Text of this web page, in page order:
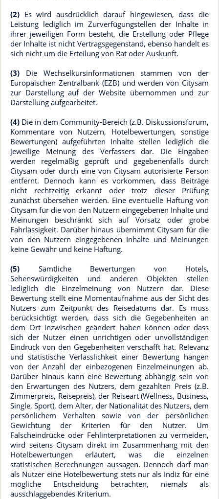
(2) Es wird ausdrücklich darauf hingewiesen, dass die
Leistung lediglich im Zurverfügungstellen der Inhalte in
ihrer jeweiligen Form besteht, die Erstellung oder Pflege
der Inhalte ist nicht Vertragsgegenstand, ebenso handelt es
sich nicht um die Erteilung von Rat oder Auskunft.
(3) Die Wechselkursinformationen stammen von der
Europäischen Zentralbank (EZB) und werden von Citysam
zur Darstellung auf der Website übernommen und zur
Darstellung aufgearbeitet.
(4) Die in dem Community-Bereich (z.B. Diskussionsforum,
Kommentare von Nutzern, Hotelbewertungen, sonstige
Bewertungen) aufgeführten Inhalte stellen lediglich die
jeweilige Meinung des Verfassers dar. Die Eingaben
werden regelmäßig geprüft und gegebenenfalls durch
Citysam oder durch eine von Citysam autorisierte Person
entfernt. Dennoch kann es vorkommen, dass Beiträge
nicht rechtzeitig erkannt oder trotz dieser Prüfung
zunächst übersehen werden. Eine eventuelle Haftung von
Citysam für die von den Nutzern eingegebenen Inhalte und
Meinungen beschränkt sich auf Vorsatz oder grobe
Fahrlässigkeit. Darüber hinaus übernimmt Citysam für die
von den Nutzern eingegebenen Inhalte und Meinungen
keine Gewähr und keine Haftung.
(5) Sämtliche Bewertungen von Hotels,
Sehenswürdigkeiten und anderen Objekten stellen
lediglich die Einzelmeinung von Nutzern dar. Diese
Bewertung stellt eine Momentaufnahme aus der Sicht des
Nutzers zum Zeitpunkt des Reisedatums dar. Es muss
berücksichtigt werden, dass sich die Gegebenheiten an
dem Ort inzwischen geändert haben können oder dass
sich der Nutzer einen unrichtigen oder unvollständigen
Eindruck von den Gegebenheiten verschafft hat. Relevanz
und statistische Verlässlichkeit einer Bewertung hängen
von der Anzahl der einbezogenen Einzelmeinungen ab.
Darüber hinaus kann eine Bewertung abhängig sein von
den Erwartungen des Nutzers, dem gezahlten Preis (z.B.
Zimmerpreis, Reisepreis), der Reiseart (Wellness, Business,
Single, Sport), dem Alter, der Nationalität des Nutzers, dem
persönlichem Verhalten sowie von der persönlichen
Gewichtung der Kriterien für den Nutzer. Um
Falscheindrücke oder Fehlinterpretationen zu vermeiden,
wird seitens Citysam direkt im Zusammenhang mit den
Hotelbewertungen erläutert, was die einzelnen
statistischen Berechnungen aussagen. Dennoch darf man
als Nutzer eine Hotelbewertung stets nur als Indiz für eine
mögliche Entscheidung betrachten, niemals als
ausschlaggebendes Kriterium.